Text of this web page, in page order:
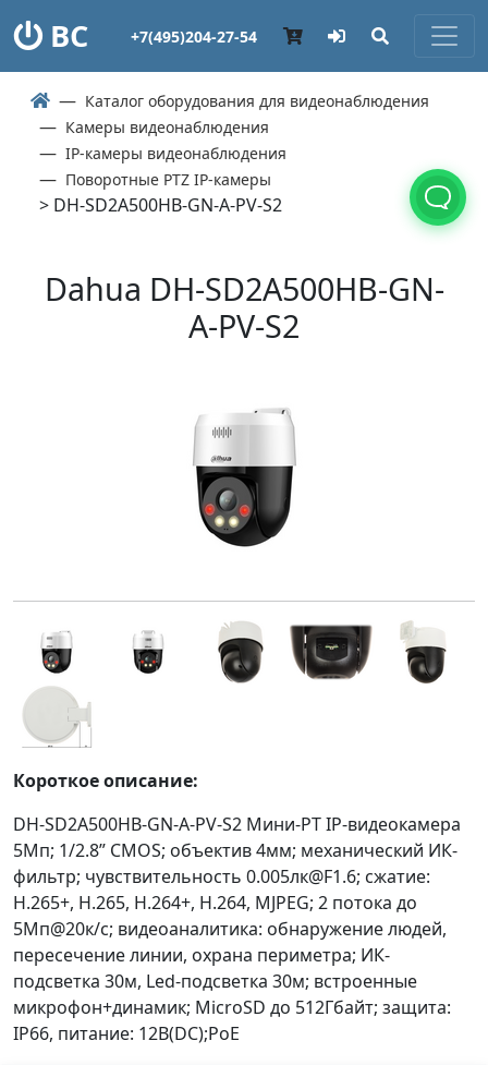
ВС +7(495)204-27-54
Каталог оборудования для видеонаблюдения
Камеры видеонаблюдения
IP-камеры видеонаблюдения
Поворотные PTZ IP-камеры
> DH-SD2A500HB-GN-A-PV-S2
Dahua DH-SD2A500HB-GN-
A-PV-S2
Короткое описание:
DH-SD2A500HB-GN-A-PV-S2 Мини-PT IP-видеокамера
5Мп; 1/2.8” CMOS; объектив 4мм; механический ИК-
фильтр; чувствительность 0.005лк@F1.6; сжатие:
H.265+, H.265, H.264+, H.264, MJPEG; 2 потока до
5Мп@20к/с; видеоаналитика: обнаружение людей,
пересечение линии, охрана периметра; ИК-
подсветка 30м, Led-подсветка 30м; встроенные
микрофон+динамик; MicroSD до 512Гбайт; защита:
IP66, питание: 12В(DC);PoE